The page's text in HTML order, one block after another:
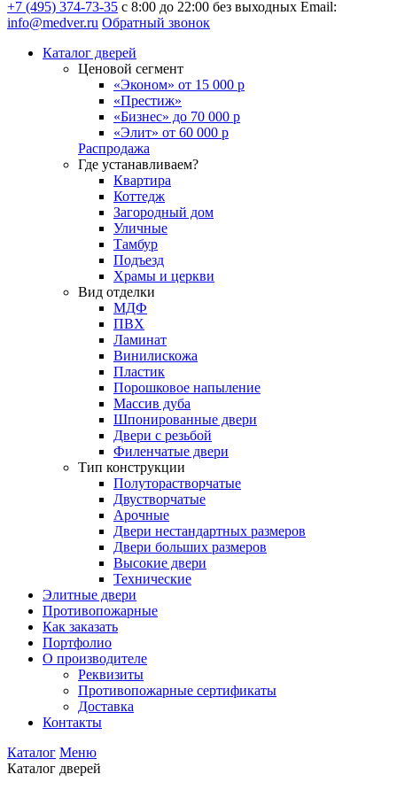
+7 (495) 374-73-35 с 8:00 до 22:00 без выходных Email:
info@medver.ru Обратный звонок
Каталог дверей
Ценовой сегмент
«Эконом» от 15 000 р
«Престиж»
«Бизнес» до 70 000 р
«Элит» от 60 000 р
Распродажа
Где устанавливаем?
Квартира
Коттедж
Загородный дом
Уличные
Тамбур
Подъезд
Храмы и церкви
Вид отделки
МДФ
ПВХ
Ламинат
Винилискожа
Пластик
Порошковое напыление
Массив дуба
Шпонированные двери
Двери с резьбой
Филенчатые двери
Тип конструкции
Полуторастворчатые
Двустворчатые
Арочные
Двери нестандартных размеров
Двери больших размеров
Высокие двери
Технические
Элитные двери
Противопожарные
Как заказать
Портфолио
О производителе
Реквизиты
Противопожарные сертификаты
Доставка
Контакты
Каталог Меню
Каталог дверей